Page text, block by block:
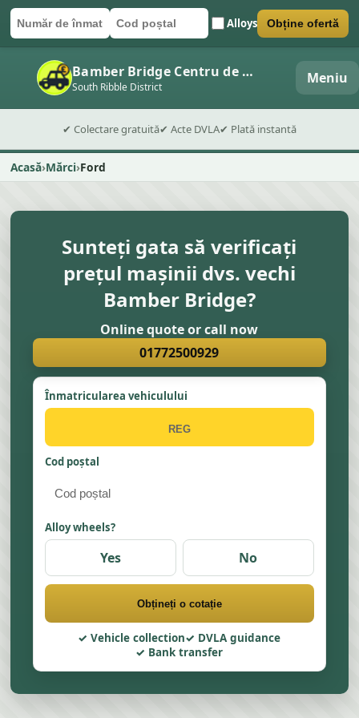
Număr de înmatriculare
Cod poștal Alloys
Trimite formularul Obține ofertă
Bamber Bridge Centru de dezmembrări auto
South Ribble District Meniu
✔ Colectare gratuită✔ Acte DVLA✔ Plată instantă
Acasă Mărci Ford
Sunteți gata să verificați
prețul mașinii dvs. vechi
Bamber Bridge?
Online quote or call now
01772500929
Înmatricularea vehiculului
Cod poștal
Alloy wheels?
Yes No
Obțineți o cotație
Vehicle collection
DVLA guidance
Bank transfer